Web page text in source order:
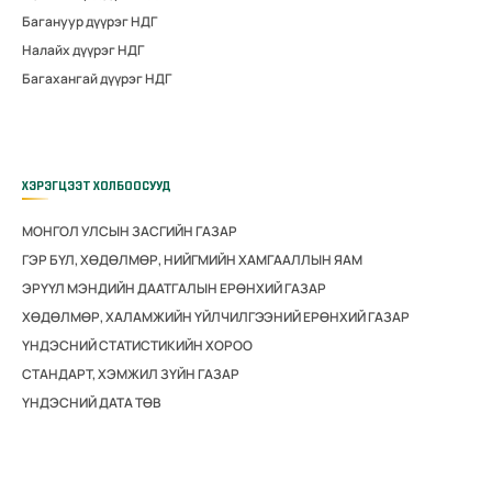
Багануур дүүрэг НДГ
Налайх дүүрэг НДГ
Багахангай дүүрэг НДГ
ХЭРЭГЦЭЭТ ХОЛБООСУУД
МОНГОЛ УЛСЫН ЗАСГИЙН ГАЗАР
ГЭР БҮЛ, ХӨДӨЛМӨР, НИЙГМИЙН ХАМГААЛЛЫН ЯАМ
ЭРҮҮЛ МЭНДИЙН ДААТГАЛЫН ЕРӨНХИЙ ГАЗАР
ХӨДӨЛМӨР, ХАЛАМЖИЙН ҮЙЛЧИЛГЭЭНИЙ ЕРӨНХИЙ ГАЗАР
ҮНДЭСНИЙ СТАТИСТИКИЙН ХОРОО
СТАНДАРТ, ХЭМЖИЛ ЗҮЙН ГАЗАР
ҮНДЭСНИЙ ДАТА ТӨВ